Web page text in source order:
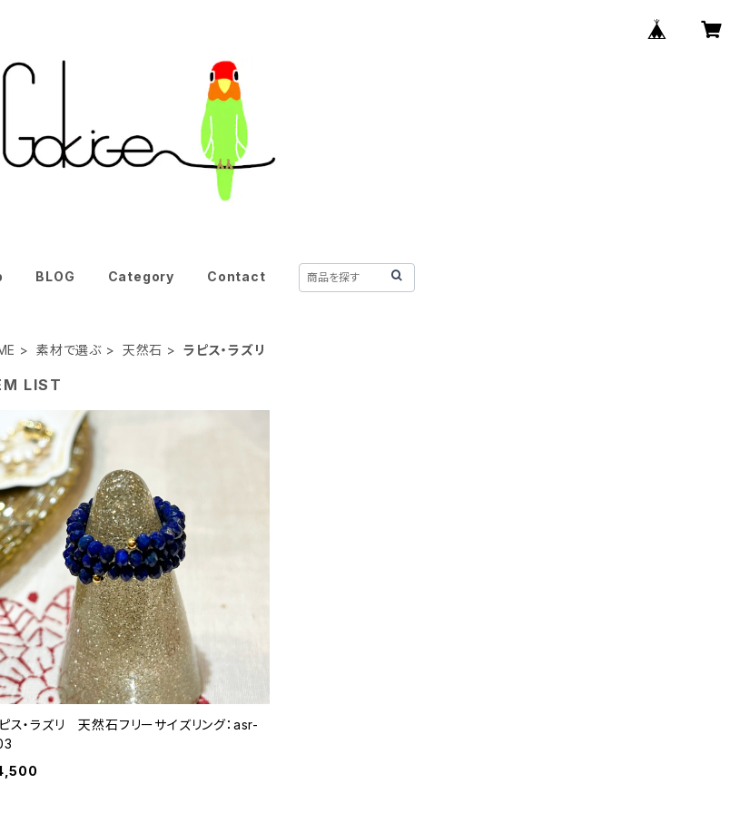
BLOG Category Contact
素材で選ぶ 天然石 ラピス・ラズリ
LIST
ス・ラズリ 天然石フリーサイズリング：asr-